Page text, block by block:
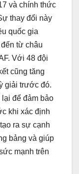
và chính thức
thay đổi này
quốc gia
từ châu
Với 48 đội
cũng tăng
giải trước đó.
để đảm bảo
khi xác định
ra sự cạnh
bảng và giúp
mạnh trên